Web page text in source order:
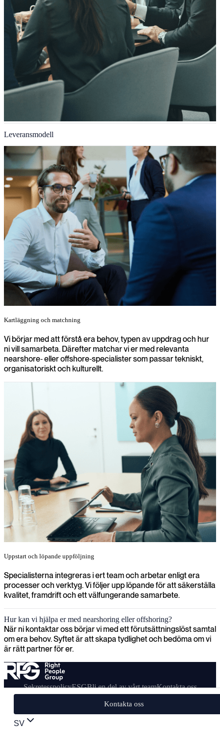
Leveransmodell
Kartläggning och matchning
Vi börjar med att förstå era behov, typen av uppdrag och hur
ni vill samarbeta. Därefter matchar vi er med relevanta
nearshore‑ eller offshore‑specialister som passar tekniskt,
organisatoriskt och kulturellt.
Uppstart och löpande uppföljning
Specialisterna integreras i ert team och arbetar enligt era
processer och verktyg. Vi följer upp löpande för att säkerställa
kvalitet, framdrift och ett välfungerande samarbete.
Hur kan vi hjälpa er med nearshoring eller offshoring?
När ni kontaktar oss börjar vi med ett förutsättningslöst samtal
om era behov. Syftet är att skapa tydlighet och bedöma om vi
är rätt partner för er.
Kontakta oss
SV
SekretesspolicyESGBli en del av vårt teamKontakta oss
© Right People Group - 2025